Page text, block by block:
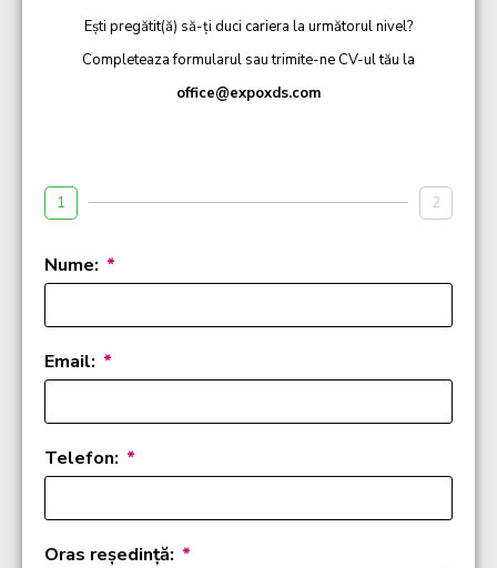
Ești pregătit(ă) să-ți duci cariera la următorul nivel?
Completeaza formularul sau trimite-ne CV-ul tău la
office@expoxds.com
1 2
Nume:
Email:
Telefon:
Oras reședință: